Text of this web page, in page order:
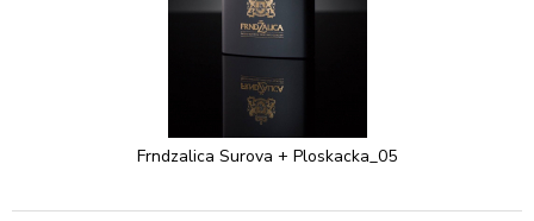
Frndzalica Surova + Ploskacka_05